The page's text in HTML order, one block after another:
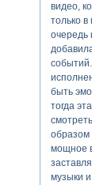
теги:
видео,
только
очередь
быть
тогда
образом
мощное
музыки